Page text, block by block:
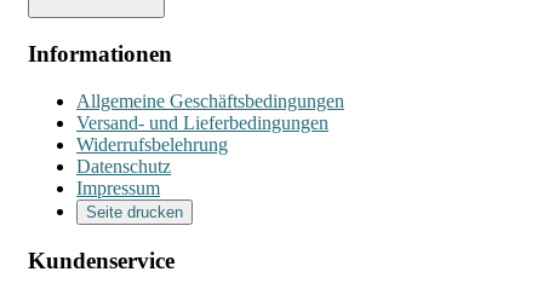
Informationen
Allgemeine Geschäftsbedingungen
Versand- und Lieferbedingungen
Widerrufsbelehrung
Datenschutz
Impressum
Seite drucken
Kundenservice